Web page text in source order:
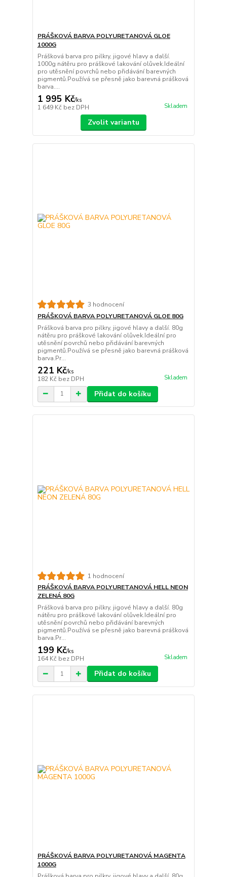
PRÁŠKOVÁ BARVA POLYURETANOVÁ GLOE
1000G
Prášková barva pro pilkry, jigové hlavy a další.
1000g nátěru pro práškové lakování olůvek.Ideální
pro utěsnění povrchů nebo přidávání barevných
pigmentů.Používá se přesně jako barevná prášková
barva....
1 995 Kč/ks
1 649 Kč bez DPH Skladem
Zvolit variantu
3 hodnocení
PRÁŠKOVÁ BARVA POLYURETANOVÁ GLOE 80G
Prášková barva pro pilkry, jigové hlavy a další. 80g
nátěru pro práškové lakování olůvek.Ideální pro
utěsnění povrchů nebo přidávání barevných
pigmentů.Používá se přesně jako barevná prášková
barva.Pr...
221 Kč/ks
182 Kč bez DPH Skladem
Přidat do košíku
1 hodnocení
PRÁŠKOVÁ BARVA POLYURETANOVÁ HELL NEON
ZELENÁ 80G
Prášková barva pro pilkry, jigové hlavy a další. 80g
nátěru pro práškové lakování olůvek.Ideální pro
utěsnění povrchů nebo přidávání barevných
pigmentů.Používá se přesně jako barevná prášková
barva.Pr...
199 Kč/ks
164 Kč bez DPH Skladem
Přidat do košíku
PRÁŠKOVÁ BARVA POLYURETANOVÁ MAGENTA
1000G